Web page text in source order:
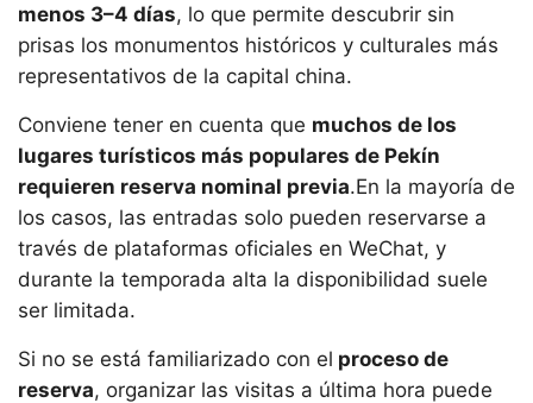
menos 3–4 días, lo que permite descubrir sin
prisas los monumentos históricos y culturales más
representativos de la capital china.
Conviene tener en cuenta que muchos de los
lugares turísticos más populares de Pekín
requieren reserva nominal previa.En la mayoría de
los casos, las entradas solo pueden reservarse a
través de plataformas oficiales en WeChat, y
durante la temporada alta la disponibilidad suele
ser limitada.
Si no se está familiarizado con el proceso de
reserva, organizar las visitas a última hora puede